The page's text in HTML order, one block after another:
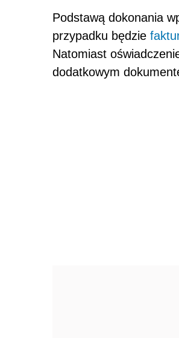
Podstawą dokonania
przypadku będzie
Natomiast
dodatkowym